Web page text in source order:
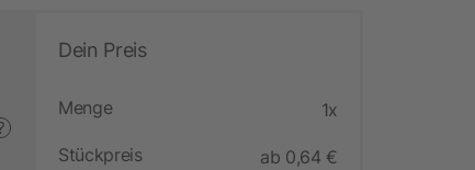
Dein Preis
Menge 1x
Stückpreis ab 0,64 €